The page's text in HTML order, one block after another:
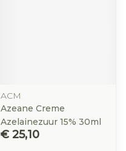
ACM
Azeane Creme
Azelainezuur 15% 30ml
€ 25,10